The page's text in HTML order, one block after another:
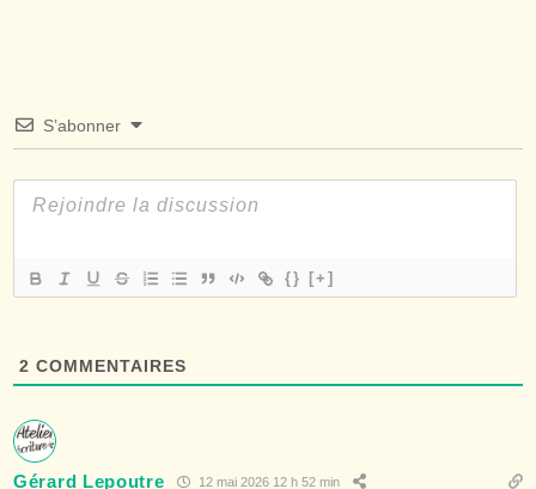
S’abonner
{} [+]
2 COMMENTAIRES
Gérard Lepoutre 12 mai 2026 12 h 52 min